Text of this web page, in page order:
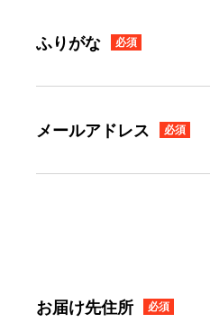
ふりがな 必須
メールアドレス 必須
お届け先住所 必須